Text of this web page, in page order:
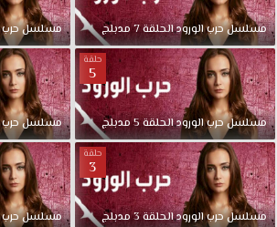
مسلسلحربالورودالحلقة7مدبلج مسلسلحرب
حلقة
5
مسلسلحربالورودالحلقة5مدبلج مسلسلحرب
حلقة
3
مسلسلحربالورودالحلقة3مدبلج مسلسلحرب